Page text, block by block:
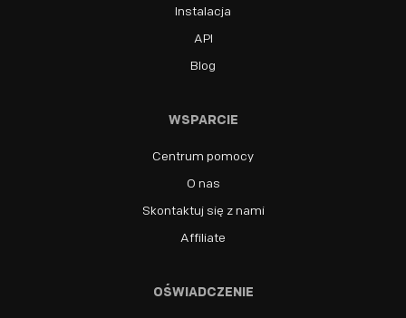
Instalacja
API
Blog
WSPARCIE
Centrum pomocy
O nas
Skontaktuj się z nami
Affiliate
OŚWIADCZENIE